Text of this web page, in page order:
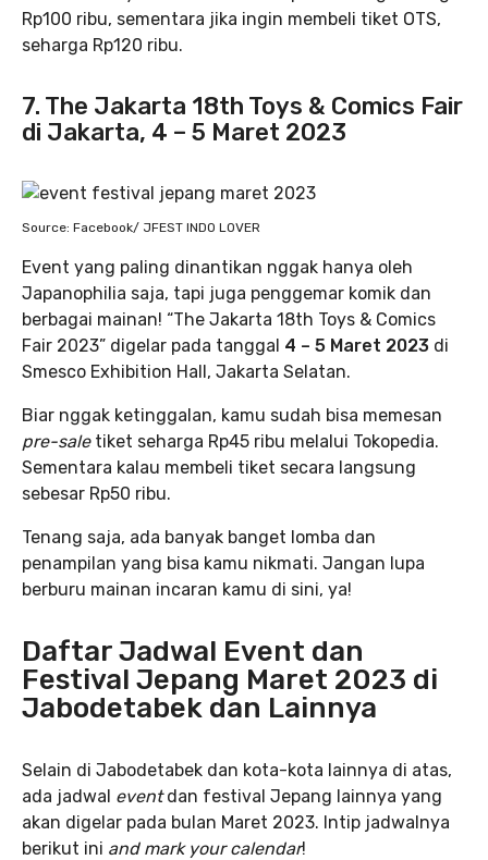
Rp100 ribu, sementara jika ingin membeli tiket OTS,
seharga Rp120 ribu.
7. The Jakarta 18th Toys & Comics Fair
di Jakarta, 4 – 5 Maret 2023
Source: Facebook/ JFEST INDO LOVER
Event yang paling dinantikan nggak hanya oleh
Japanophilia saja, tapi juga penggemar komik dan
berbagai mainan! “The Jakarta 18th Toys & Comics
Fair 2023” digelar pada tanggal 4 – 5 Maret 2023 di
Smesco Exhibition Hall, Jakarta Selatan.
Biar nggak ketinggalan, kamu sudah bisa memesan
pre-sale tiket seharga Rp45 ribu melalui Tokopedia.
Sementara kalau membeli tiket secara langsung
sebesar Rp50 ribu.
Tenang saja, ada banyak banget lomba dan
penampilan yang bisa kamu nikmati. Jangan lupa
berburu mainan incaran kamu di sini, ya!
Daftar Jadwal Event dan
Festival Jepang Maret 2023 di
Jabodetabek dan Lainnya
Selain di Jabodetabek dan kota-kota lainnya di atas,
ada jadwal eventdan festival Jepang lainnya yang
akan digelar pada bulan Maret 2023. Intip jadwalnya
berikut ini and mark your calendar!